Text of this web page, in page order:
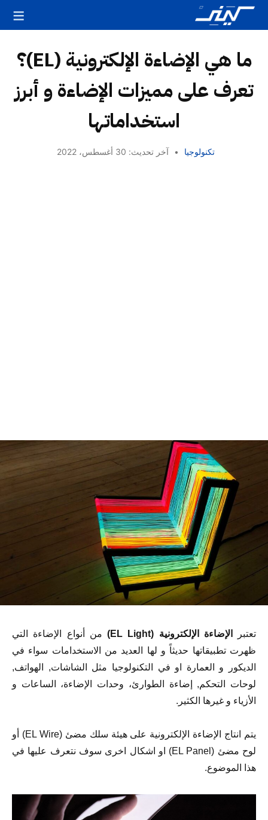
ما هي الإضاءة الإلكترونية (EL)؟
تعرف على مميزات الإضاءة و أبرز
استخداماتها
تكنولوجيا • آخر تحديث: 30 أغسطس، 2022
تعتبر الإضاءة الإلكترونية (EL Light)
من أنواع الإضاءة التي
ظهرت تطبيقاتها حديثاً و لها العديد من الاستخدامات سواء في
الديكور و العمارة او في التكنولوجيا مثل الشاشات, الهواتف,
لوحات التحكم, إضاءة الطوارئ، وحدات الإضاءة، الساعات و
الأزياء و غيرها الكثير.
يتم انتاج الإضاءة الإلكترونية على هيئة سلك مضئ (EL Wire) أو
لوح مضئ (EL Panel) او اشكال اخرى سوف نتعرف عليها في
هذا الموضوع.